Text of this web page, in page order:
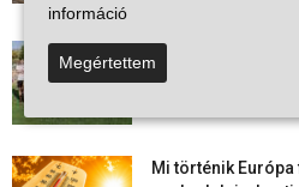
Megkezdte a
együtt maradt a
Mi történik Európa
információ
Megértettem